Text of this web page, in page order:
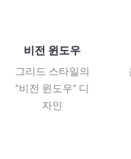
비전 윈도우
그리드 스타일의
"비전 윈도우" 디
자인